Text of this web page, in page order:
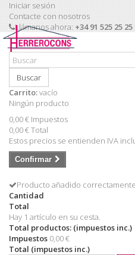
Iniciar sesión
Contacte con nosotros
Llámanos ahora: +34 91 525 25 25
Buscar
Carrito:vacío
Ningún producto
0,00 € Impuestos
0,00 €Total
Estos precios se entienden IVA
Confirmar
Producto añadido
Cantidad
Total
Hay 1 artículo en su cesta.
Total productos: (impuestos inc.)
Impuestos 0,00 €
Total (impuestos inc.)